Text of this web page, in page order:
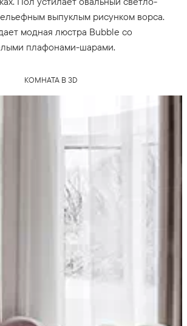
выпуклым рисунком ворса.
модная люстра Bubble со
плафонами-шарами.
КОМНАТА В 3D